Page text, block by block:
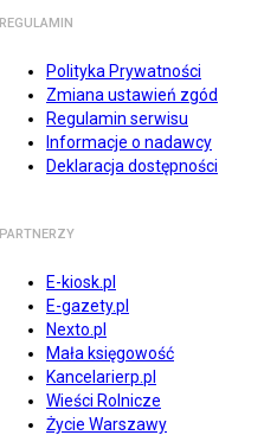
REGULAMIN
Polityka Prywatności
Zmiana ustawień zgód
Regulamin serwisu
Informacje o nadawcy
Deklaracja dostępności
PARTNERZY
E-kiosk.pl
E-gazety.pl
Nexto.pl
Mała księgowość
Kancelarierp.pl
Wieści Rolnicze
Życie Warszawy